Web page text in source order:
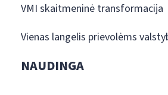
VMI skaitmeninė transformacija
Vienas langelis prievolėms
NAUDINGA